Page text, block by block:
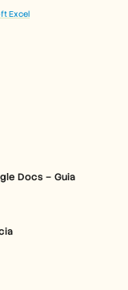
Excel
Docs – Guia